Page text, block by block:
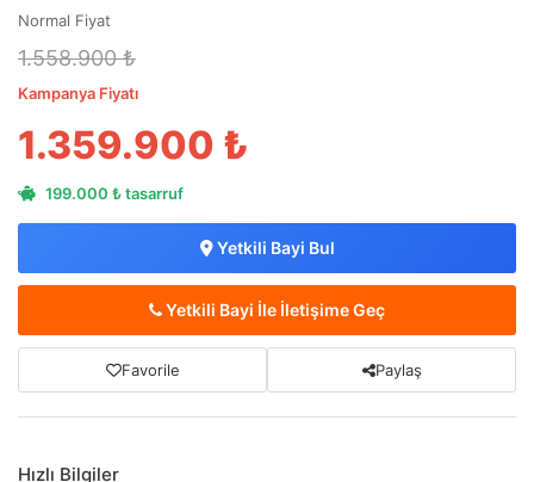
Normal Fiyat
1.558.900 ₺
Kampanya Fiyatı
1.359.900 ₺
199.000 ₺ tasarruf
Yetkili Bayi Bul
Yetkili Bayi İle İletişime Geç
Favorile Paylaş
Hızlı Bilgiler